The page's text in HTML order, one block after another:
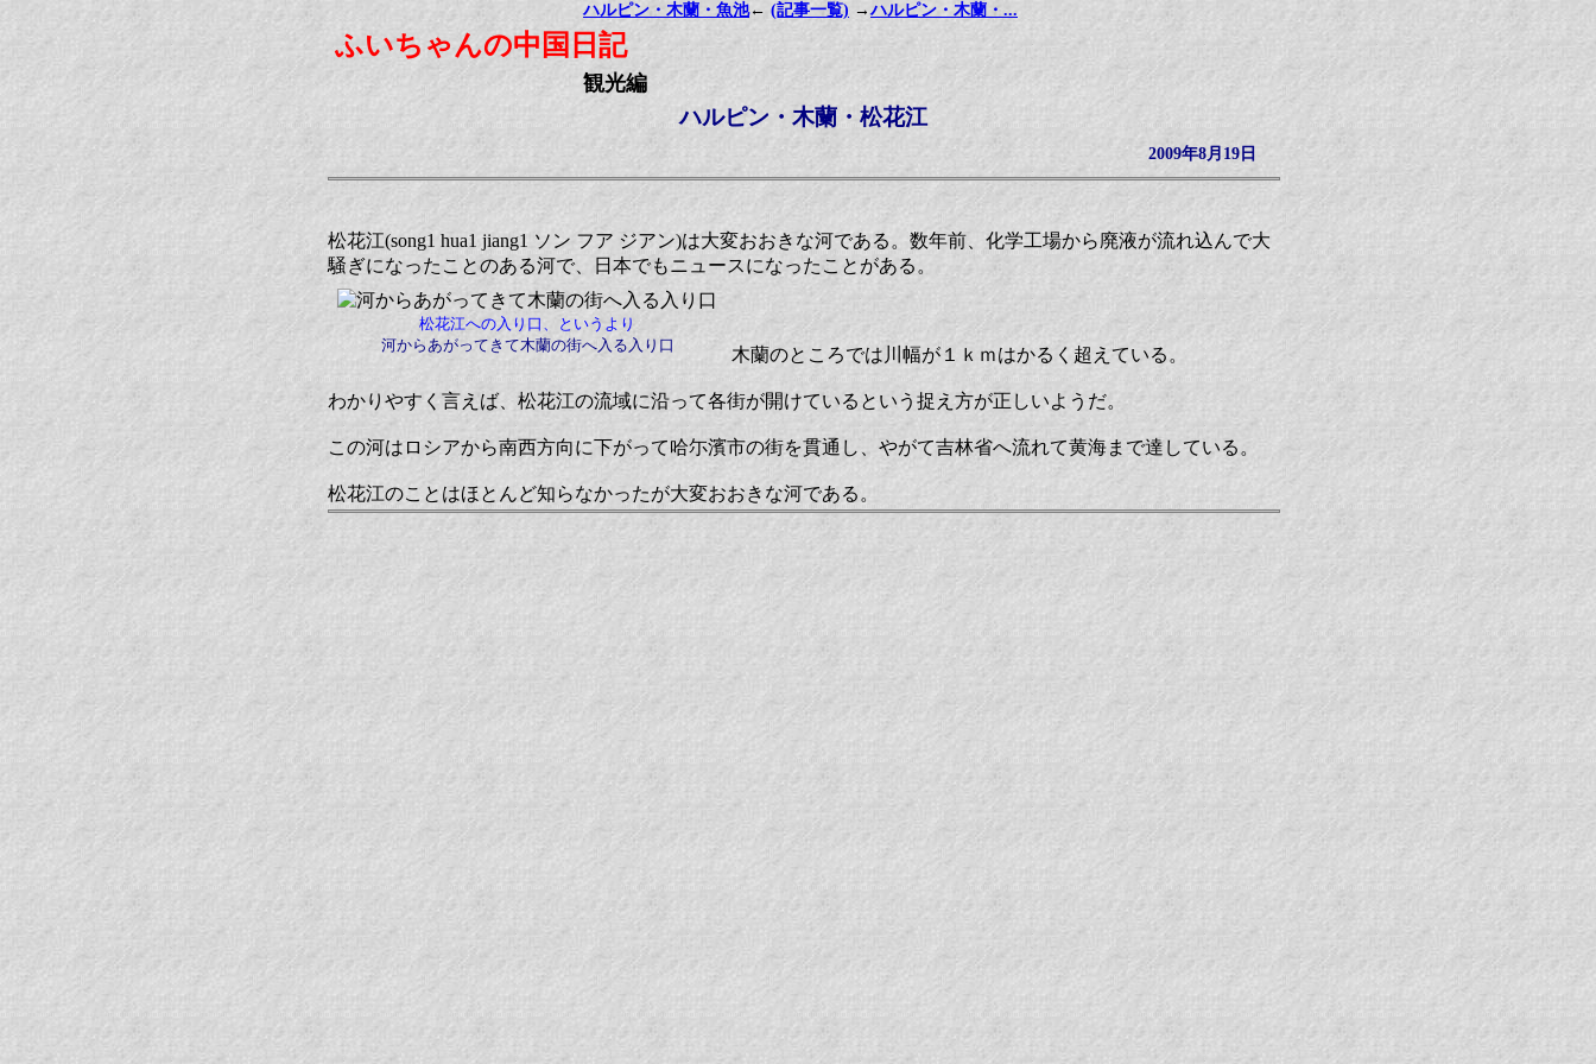
ハルピン・木蘭・魚池← (記事一覧) →ハルピン・木蘭・...
ふいちゃんの中国日記
観光編
ハルピン・木蘭・松花江
2009年8月19日
松花江(song1 hua1 jiang1 ソン フア ジアン)は大変おおきな河である。数年前、化学工場から廃液が流れ込んで大
騒ぎになったことのある河で、日本でもニュースになったことがある。
松花江への入り口、というより
河からあがってきて木蘭の街へ入る入り口
木蘭のところでは川幅が１ｋｍはかるく超えている。
わかりやすく言えば、松花江の流域に沿って各街が開けているという捉え方が正しいようだ。
この河はロシアから南西方向に下がって哈尓濱市の街を貫通し、やがて吉林省へ流れて黄海まで達している。
松花江のことはほとんど知らなかったが大変おおきな河である。